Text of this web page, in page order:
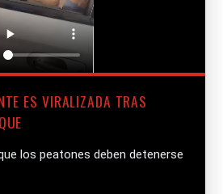
ES VIRALIZADA TRAS
los peatones deben detenerse